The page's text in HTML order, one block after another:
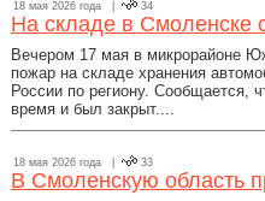
18 мая 2026 года | 34
На складе в Смоленске
Вечером 17 мая в микрорайоне
пожар на складе хранения
России по региону. Сообщается,
время и был закрыт....
18 мая 2026 года | 33
В Смоленскую область